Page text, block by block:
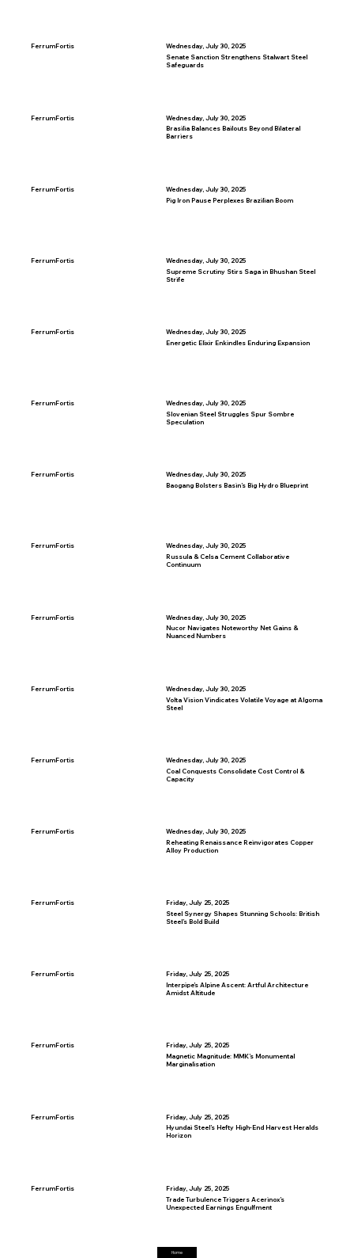
FerrumFortis Wednesday, July 30, 2025
FerrumFortis
Senate Sanction Strengthens Stalwart Steel
Safeguards
Wednesday, July 30, 2025
FerrumFortis
Brasilia Balances Bailouts Beyond Bilateral
Barriers
Wednesday, July 30, 2025
FerrumFortis
Pig Iron Pause Perplexes Brazilian Boom
Wednesday, July 30, 2025
FerrumFortis
Supreme Scrutiny Stirs Saga in Bhushan Steel
Strife
Wednesday, July 30, 2025
FerrumFortis
Energetic Elixir Enkindles Enduring Expansion
Wednesday, July 30, 2025
FerrumFortis
Slovenian Steel Struggles Spur Sombre
Speculation
Wednesday, July 30, 2025
FerrumFortis
Baogang Bolsters Basin’s Big Hydro Blueprint
Wednesday, July 30, 2025
FerrumFortis
Russula & Celsa Cement Collaborative
Continuum
Wednesday, July 30, 2025
FerrumFortis
Nucor Navigates Noteworthy Net Gains &
Nuanced Numbers
Wednesday, July 30, 2025
FerrumFortis
Volta Vision Vindicates Volatile Voyage at Algoma
Steel
Wednesday, July 30, 2025
FerrumFortis
Coal Conquests Consolidate Cost Control &
Capacity
Wednesday, July 30, 2025
FerrumFortis
Reheating Renaissance Reinvigorates Copper
Alloy Production
Friday, July 25, 2025
FerrumFortis
Steel Synergy Shapes Stunning Schools: British
Steel’s Bold Build
Friday, July 25, 2025
FerrumFortis
Interpipe’s Alpine Ascent: Artful Architecture
Amidst Altitude
Friday, July 25, 2025
FerrumFortis
Magnetic Magnitude: MMK’s Monumental
Marginalisation
Friday, July 25, 2025
FerrumFortis
Hyundai Steel’s Hefty High-End Harvest Heralds
Horizon
Friday, July 25, 2025
Trade Turbulence Triggers Acerinox’s
Unexpected Earnings Engulfment
Home